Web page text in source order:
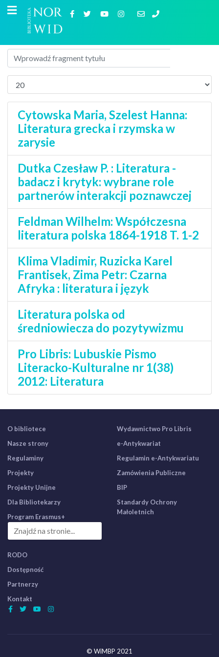
Cytowska Maria, Szelest Hanna:
Literatura grecka i rzymska w
zarysie
Dutka Czesław P. : Literatura -
badacz i krytyk: wybrane role
partnerów interakcji poznawczej
Feldman Wilhelm: Współczesna
literatura polska 1864-1918 T. 1-2
Klima Vladimir, Ruzicka Karel
Frantisek, Zima Petr: Czarna
Afryka : literatura i język
Literatura polska od
średniowiecza do pozytywizmu
Pro Libris: Lubuskie Pismo
Literacko-Kulturalne nr 1(38)
2012: Literatura
O bibliotece
Nasze strony
Regulaminy
Projekty
Projekty Unijne
Dla Bibliotekarzy
Program Erasmus+
Wydawnictwo Pro Libris
e-Antykwariat
Regulamin e-Antykwariatu
Zamówienia Publiczne
BIP
Standardy Ochrony
Małoletnich
RODO
Dostępność
Partnerzy
Kontakt
© WiMBP 2021